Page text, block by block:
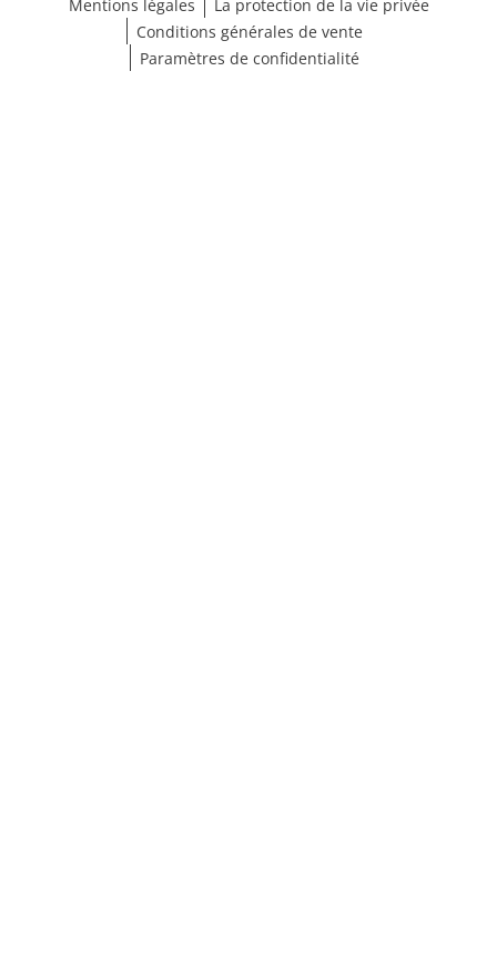
Mentions légales
La protection de la vie privée
Conditions générales de vente
Paramètres de confidentialité